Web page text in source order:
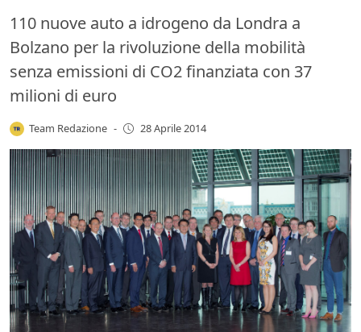
110 nuove auto a idrogeno da Londra a
Bolzano per la rivoluzione della mobilità
senza emissioni di CO2 finanziata con 37
milioni di euro
Team Redazione - 28 Aprile 2014